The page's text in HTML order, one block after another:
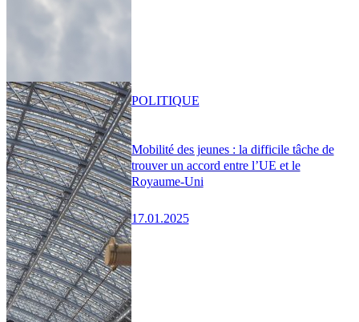
Mobilité des jeunes : la difficile tâche de
trouver un accord entre l’UE et le
Royaume-Uni
17.01.2025
POLITIQUE